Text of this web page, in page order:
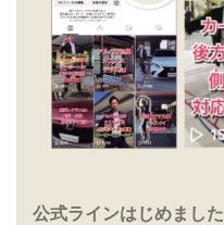
公式ラインはじめました